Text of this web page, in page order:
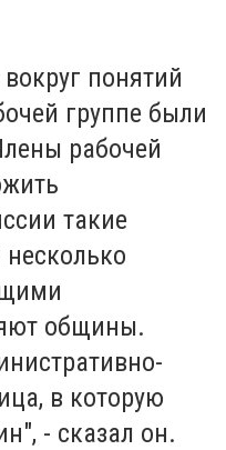
понятий
группе были
рабочей
такие
общины.
в которую
- сказал он.